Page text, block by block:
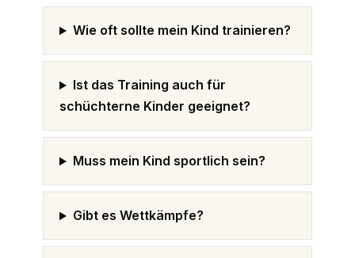
Wie oft sollte mein Kind trainieren?
Ist das Training auch für
schüchterne Kinder geeignet?
Muss mein Kind sportlich sein?
Gibt es Wettkämpfe?